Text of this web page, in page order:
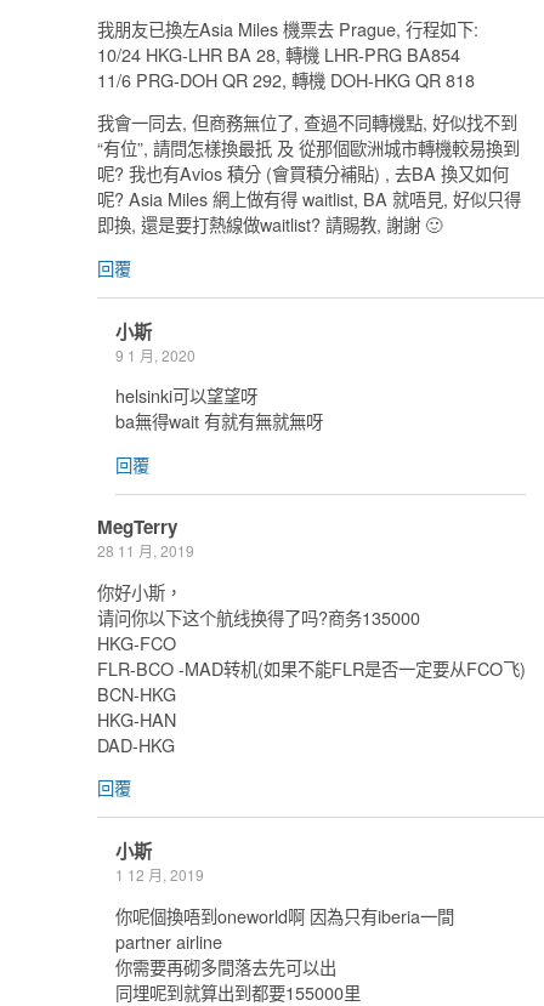
我朋友已換左Asia Miles 機票去 Prague, 行程如下:
10/24 HKG-LHR BA 28, 轉機 LHR-PRG BA854
11/6 PRG-DOH QR 292, 轉機 DOH-HKG QR 818
我會一同去, 但商務無位了, 查過不同轉機點, 好似找不到
“有位”, 請問怎樣換最扺 及 從那個歐洲城市轉機較易換到
呢? 我也有Avios 積分 (會買積分補貼) , 去BA 換又如何
呢? Asia Miles 網上做有得 waitlist, BA 就唔見, 好似只得
即換, 還是要打熱線做waitlist? 請賜教, 謝謝 🙂
回覆
小斯
9 1 月, 2020
helsinki可以望望呀
ba無得wait 有就有無就無呀
回覆
MegTerry
28 11 月, 2019
你好小斯，
请问你以下这个航线换得了吗?商务135000
HKG-FCO
FLR-BCO -MAD转机(如果不能FLR是否一定要从FCO飞)
BCN-HKG
HKG-HAN
DAD-HKG
回覆
小斯
1 12 月, 2019
你呢個換唔到oneworld啊 因為只有iberia一間
partner airline
你需要再砌多間落去先可以出
同埋呢到就算出到都要155000里